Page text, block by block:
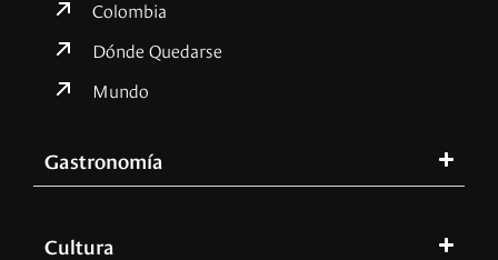
Colombia
Dónde Quedarse
Mundo
Gastronomía
Cultura